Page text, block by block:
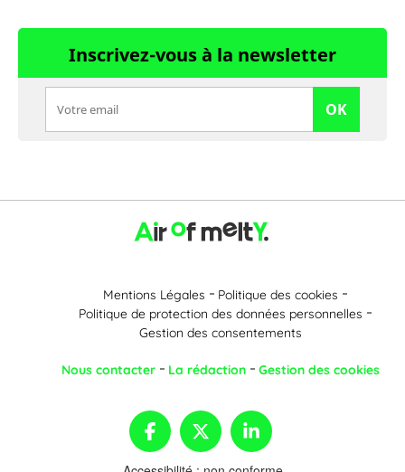
Inscrivez-vous à la newsletter
OK
Mentions Légales
Politique des cookies
Politique de protection des données personnelles
Gestion des consentements
Nous contacter La rédaction Gestion des cookies